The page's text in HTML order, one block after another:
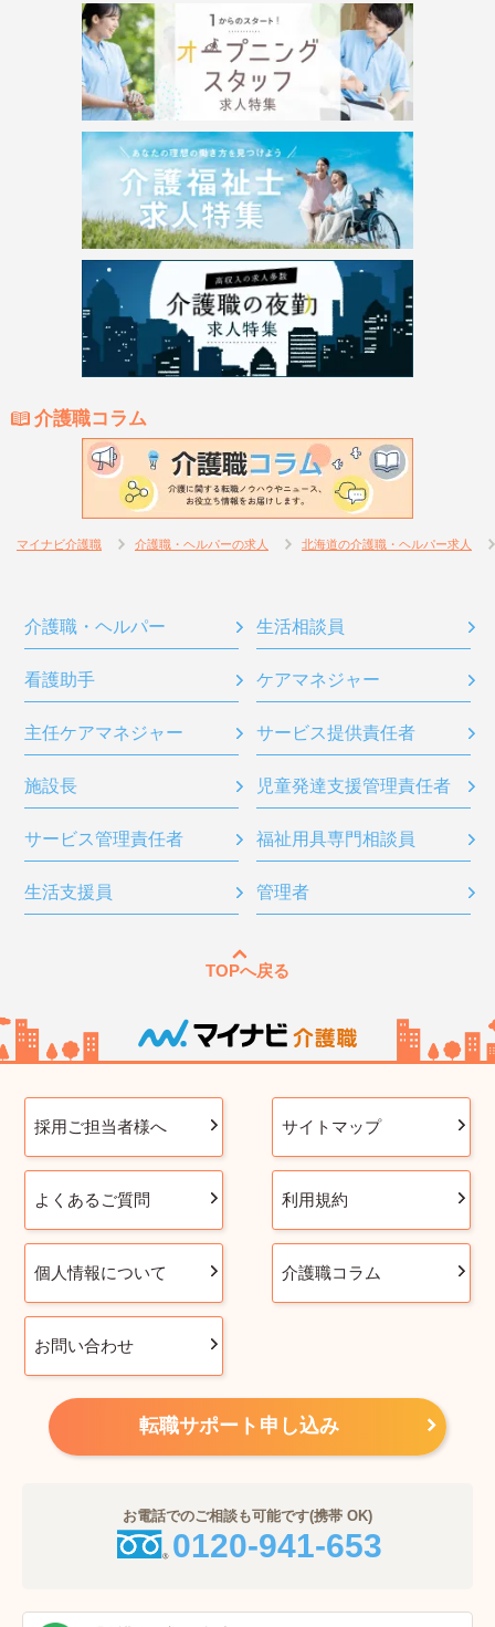
介護職コラム
マイナビ介護職 介護職・ヘルパーの求人 北海道の介護職・ヘルパー求人
介護職・ヘルパー 生活相談員
看護助手 ケアマネジャー
主任ケアマネジャー サービス提供責任者
施設長 児童発達支援管理責任者
サービス管理責任者 福祉用具専門相談員
生活支援員 管理者
TOPへ戻る
採用ご担当者様へ サイトマップ
よくあるご質問 利用規約
個人情報について 介護職コラム
お問い合わせ
転職サポート申し込み
お電話でのご相談も可能です(携帯 OK)
0120-941-653